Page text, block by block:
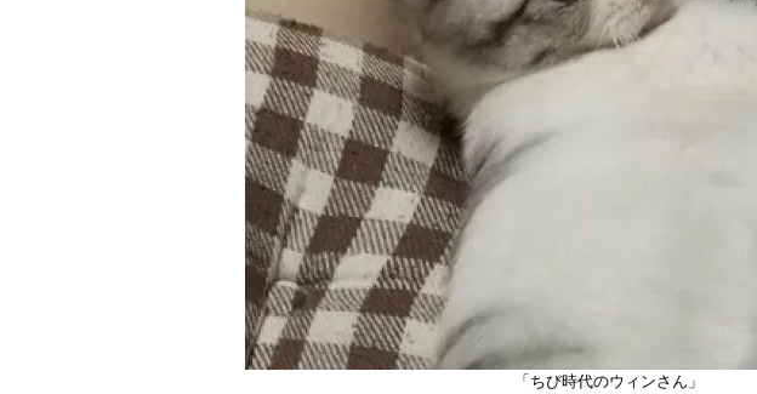
「ちび時代のウィンさん」